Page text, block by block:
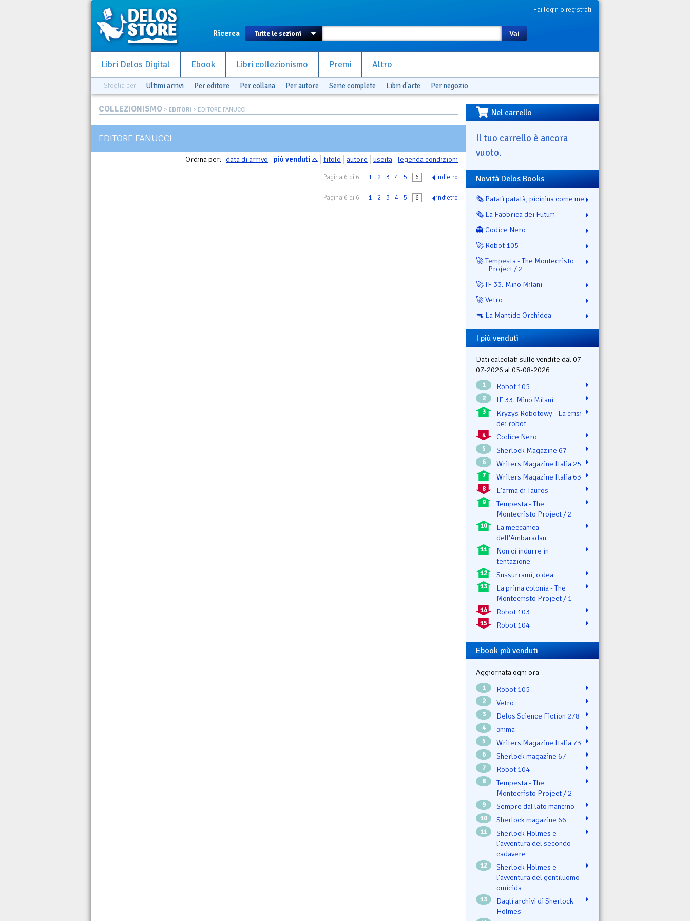
Fai login o registrati
Ricerca Vai
Libri Delos Digital Ebook Libri collezionismo Premi Altro
Sfoglia per Ultimi arrivi Per editore Per collana Per autore Serie complete Libri d'arte Per negozio
COLLEZIONISMO > EDITORI > EDITORE FANUCCI
EDITORE FANUCCI
Ordina per: data di arrivo più venduti titolo autore uscita-legenda condizioni
Pagina 6 di 6 1 2 3 4 5 6 indietro
Pagina 6 di 6 1 2 3 4 5 6 indietro
Nel carrello
Il tuo carrello è ancora
vuoto.
Novità Delos Books
🗞️ Patatì patatà, picinina come me
🗞️ La Fabbrica dei Futuri
👻 Codice Nero
🚀 Robot 105
🚀 Tempesta - The Montecristo
Project / 2
🚀 IF 33. Mino Milani
🚀 Vetro
🔫 La Mantide Orchidea
I più venduti
Dati calcolati sulle vendite dal 07-
07-2026 al 05-08-2026
1 Robot 105
2 IF 33. Mino Milani
3
Kryzys Robotowy - La crisi
dei robot
4 Codice Nero
5 Sherlock Magazine 67
6 Writers Magazine Italia 25
7 Writers Magazine Italia 63
8 L'arma di Tauros
9
Tempesta - The
Montecristo Project / 2
10
La meccanica
dell'Ambaradan
11
Non ci indurre in
tentazione
12 Sussurrami, o dea
13
La prima colonia - The
Montecristo Project / 1
14 Robot 103
15 Robot 104
Ebook più venduti
Aggiornata ogni ora
1 Robot 105
2 Vetro
3 Delos Science Fiction 278
4 ənima
5 Writers Magazine Italia 73
6 Sherlock magazine 67
7 Robot 104
8
Tempesta - The
Montecristo Project / 2
9 Sempre dal lato mancino
10 Sherlock magazine 66
11
Sherlock Holmes e
l'avventura del secondo
cadavere
12
Sherlock Holmes e
l’avventura del gentiluomo
omicida
13
Dagli archivi di Sherlock
Holmes